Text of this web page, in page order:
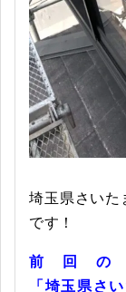
埼玉県さいた
です！
前回
「埼玉県